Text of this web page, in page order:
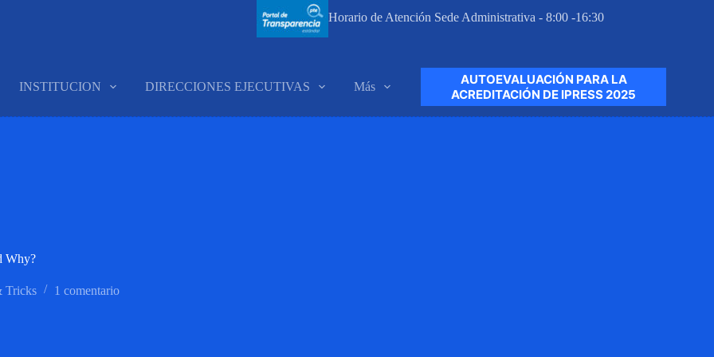
Horario de Atención Sede Administrativa - 8:00 -16:30
INSTITUCION DIRECCIONES EJECUTIVAS Más
AUTOEVALUACIÓN PARA LA
ACREDITACIÓN DE IPRESS 2025
Why?
Tricks 1 comentario